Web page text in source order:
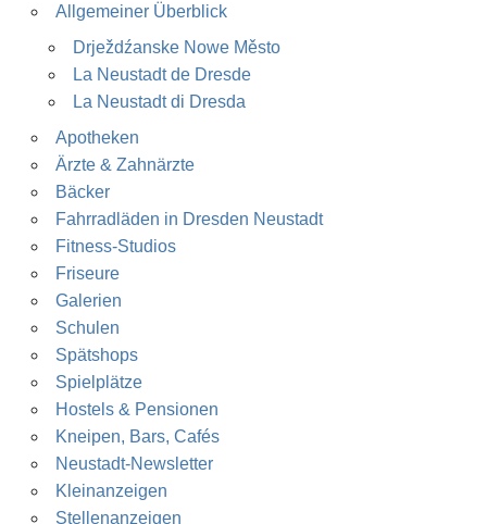
Allgemeiner Überblick
Drježdźanske Nowe Město
La Neustadt de Dresde
La Neustadt di Dresda
Apotheken
Ärzte & Zahnärzte
Bäcker
Fahrradläden in Dresden Neustadt
Fitness-Studios
Friseure
Galerien
Schulen
Spätshops
Spielplätze
Hostels & Pensionen
Kneipen, Bars, Cafés
Neustadt-Newsletter
Kleinanzeigen
Stellenanzeigen